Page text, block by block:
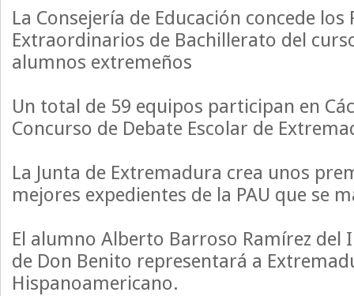
La Consejería de Educación concede los
Extraordinarios de Bachillerato del
alumnos extremeños
Un total de 59 equipos participan en
Concurso de Debate Escolar de
La Junta de Extremadura crea unos
mejores expedientes de la PAU que se
El alumno Alberto Barroso Ramírez del
de Don Benito representará a
Hispanoamericano.